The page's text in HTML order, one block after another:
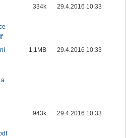
334k 29.4.2016 10:33
a
1,1MB 29.4.2016 10:33
943k 29.4.2016 10:33